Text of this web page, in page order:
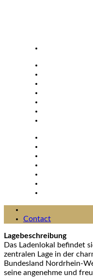
Contact
Lagebeschreibung
Das Ladenlokal befindet
zentralen Lage in der
Bundesland Nordrhein-
seine angenehme und